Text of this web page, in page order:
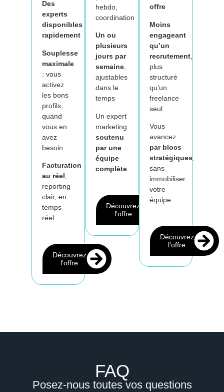
Des
experts
disponibles
rapidement
Souplesse
maximale
: vous
activez
les bons
profils,
quand
vous en
avez
besoin
Facturation
au réel
reporting
clair, en
temps
réel
Découvrez
l'offre
hebdo,
coordination
Un ou
plusieurs
jours par
semaine,
ajustables
dans le
temps
Un expert
marketing
soutenu
par une
équipe
complète
Découvrez
l'offre
offre
Moins
engageant
qu’un
recrutement,
plus
structuré
qu’un
freelance
seul
Vous
avancez
par blocs
stratégiques
sans
immobiliser
votre
équipe
Découvrez
l'offre
FAQ
Posez-nous toutes vos questions